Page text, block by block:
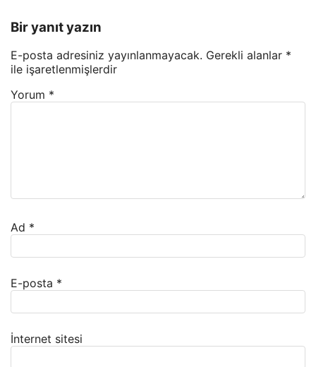
Bir yanıt yazın
E-posta adresiniz yayınlanmayacak. Gerekli alanlar *
ile işaretlenmişlerdir
Yorum *
Ad *
E-posta *
İnternet sitesi